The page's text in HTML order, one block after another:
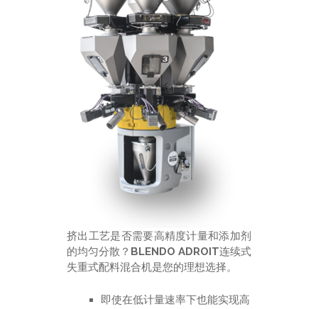
挤出工艺是否需要高精度计量和添加剂
的均匀分散？ BLENDO ADROIT连续式
失重式配料混合机是您的理想选择。
即使在低计量速率下也能实现高